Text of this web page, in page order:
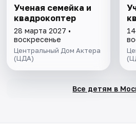
Ученая семейка и
квадрокоптер
28 марта 2027 •
воскресенье
Центральный Дом Актера
(ЦДА)
Все детям в